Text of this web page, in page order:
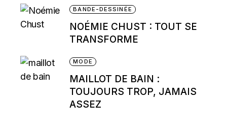
BANDE-DESSINÉE
NOÉMIE CHUST : TOUT SE
TRANSFORME
MODE
MAILLOT DE BAIN :
TOUJOURS TROP, JAMAIS
ASSEZ